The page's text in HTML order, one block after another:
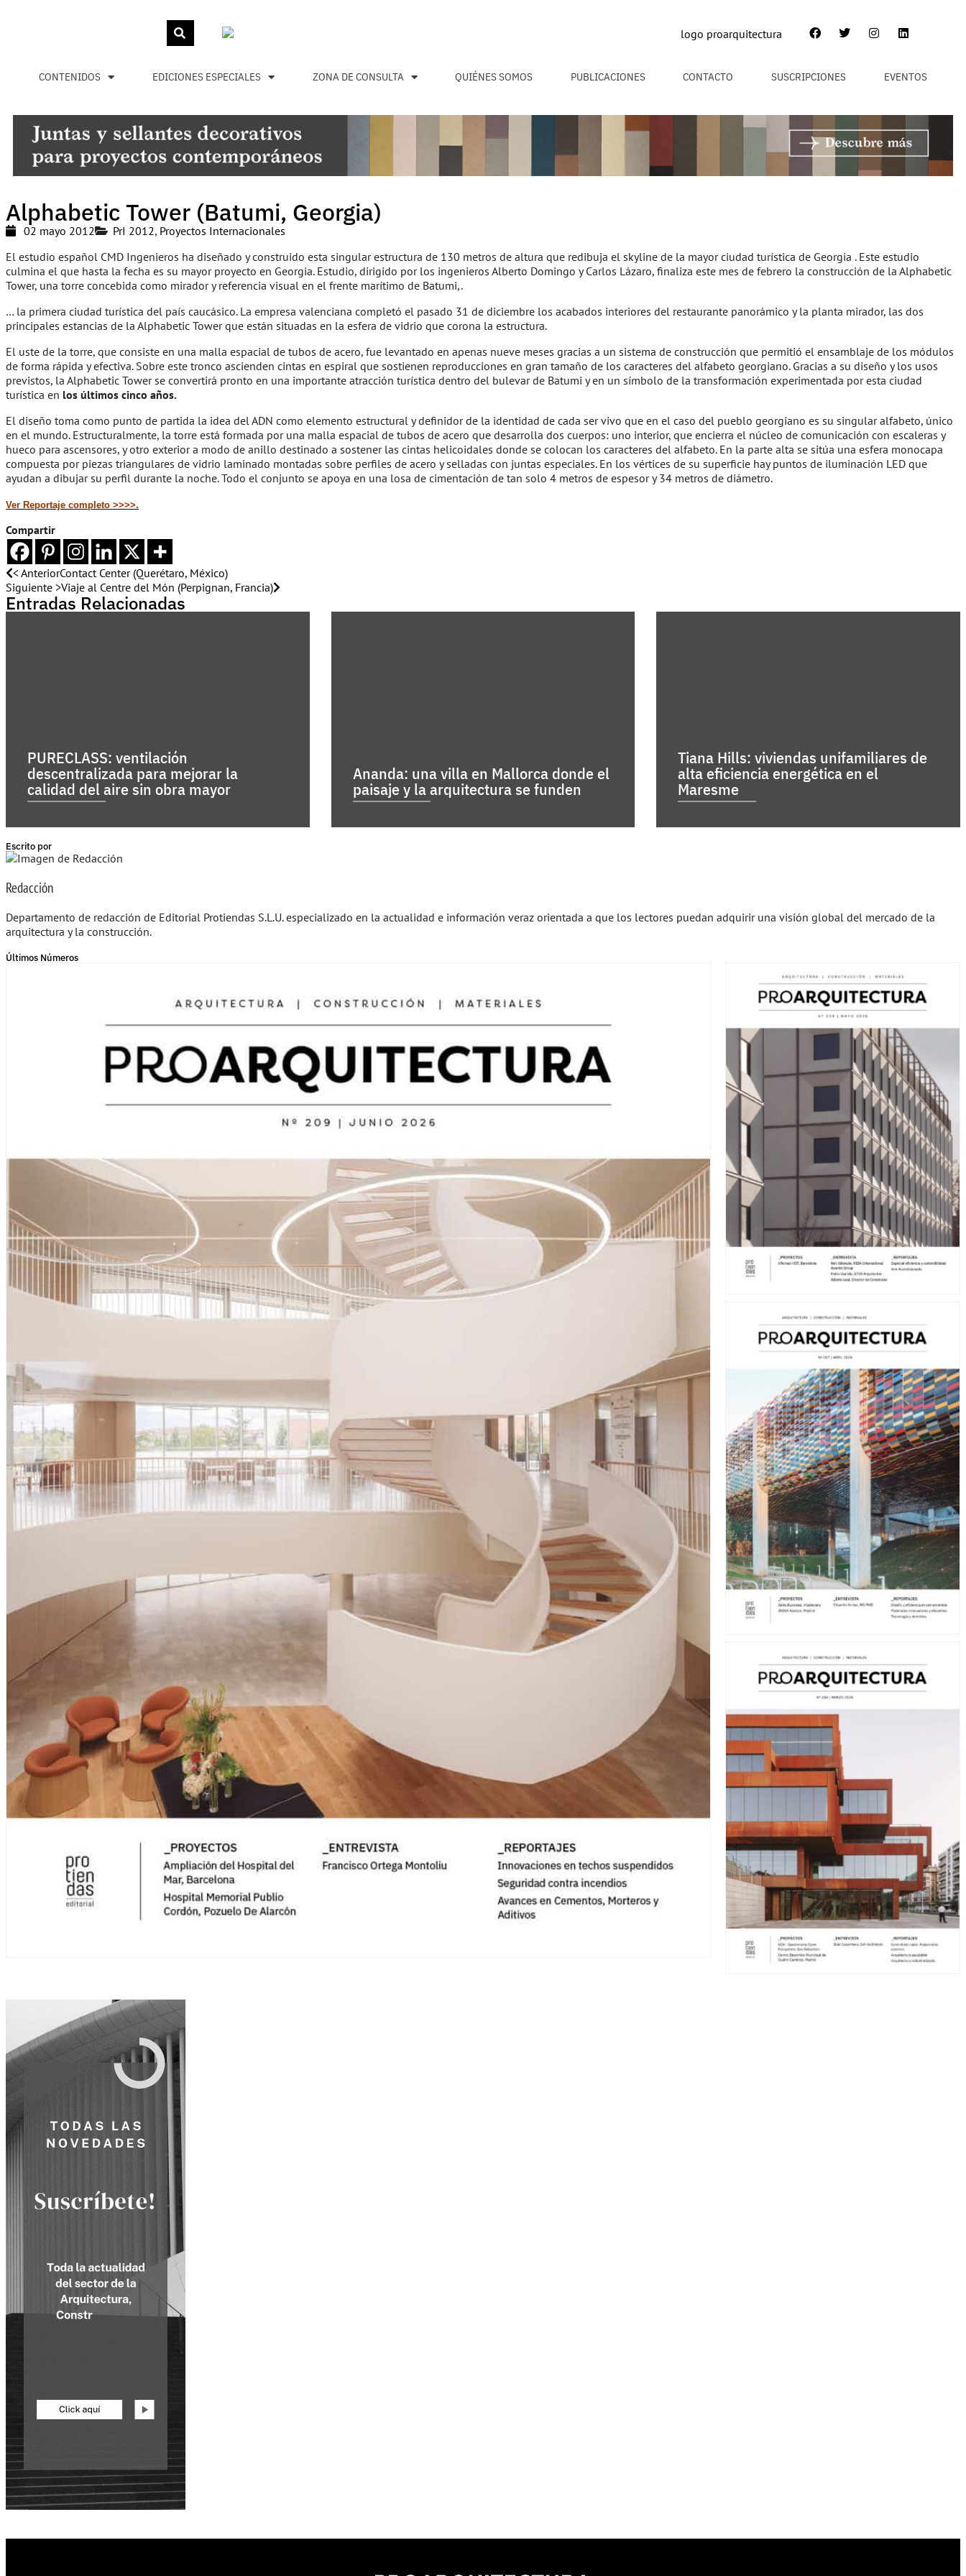
CONTENIDOS EDICIONES ESPECIALES ZONA DE CONSULTA QUIÉNES SOMOS PUBLICACIONES CONTACTO SUSCRIPCIONES EVENTOS
Alphabetic Tower (Batumi, Georgia)
02 mayo 2012 PrI 2012, Proyectos Internacionales
El estudio español CMD Ingenieros ha diseñado y construido esta singular estructura de 130 metros de altura que redibuja el skyline de la mayor ciudad turística de Georgia . Este estudio
culmina el que hasta la fecha es su mayor proyecto en Georgia. Estudio, dirigido por los ingenieros Alberto Domingo y Carlos Lázaro, finaliza este mes de febrero la construcción de la Alphabetic
Tower, una torre concebida como mirador y referencia visual en el frente marítimo de Batumi,.
… la primera ciudad turística del país caucásico. La empresa valenciana completó el pasado 31 de diciembre los acabados interiores del restaurante panorámico y la planta mirador, las dos
principales estancias de la Alphabetic Tower que están situadas en la esfera de vidrio que corona la estructura.
El uste de la torre, que consiste en una malla espacial de tubos de acero, fue levantado en apenas nueve meses gracias a un sistema de construcción que permitió el ensamblaje de los módulos
de forma rápida y efectiva. Sobre este tronco ascienden cintas en espiral que sostienen reproducciones en gran tamaño de los caracteres del alfabeto georgiano. Gracias a su diseño y los usos
previstos, la Alphabetic Tower se convertirá pronto en una importante atracción turística dentro del bulevar de Batumi y en un símbolo de la transformación experimentada por esta ciudad
turística en los últimos cinco años.
El diseño toma como punto de partida la idea del ADN como elemento estructural y definidor de la identidad de cada ser vivo que en el caso del pueblo georgiano es su singular alfabeto, único
en el mundo. Estructuralmente, la torre está formada por una malla espacial de tubos de acero que desarrolla dos cuerpos: uno interior, que encierra el núcleo de comunicación con escaleras y
hueco para ascensores, y otro exterior a modo de anillo destinado a sostener las cintas helicoidales donde se colocan los caracteres del alfabeto. En la parte alta se sitúa una esfera monocapa
compuesta por piezas triangulares de vidrio laminado montadas sobre perfiles de acero y selladas con juntas especiales. En los vértices de su superficie hay puntos de iluminación LED que
ayudan a dibujar su perfil durante la noche. Todo el conjunto se apoya en una losa de cimentación de tan solo 4 metros de espesor y 34 metros de diámetro.
Ver Reportaje completo >>>>.
Compartir
< AnteriorContact Center (Querétaro, México)
Siguiente >Viaje al Centre del Món (Perpignan, Francia)
Entradas Relacionadas
PURECLASS: ventilación
descentralizada para mejorar la
calidad del aire sin obra mayor
Ananda: una villa en Mallorca donde el
paisaje y la arquitectura se funden
Tiana Hills: viviendas unifamiliares de
alta eficiencia energética en el
Maresme
Escrito por
Redacción
Departamento de redacción de Editorial Protiendas S.L.U. especializado en la actualidad e información veraz orientada a que los lectores puedan adquirir una visión global del mercado de la
arquitectura y la construcción.
Últimos Números